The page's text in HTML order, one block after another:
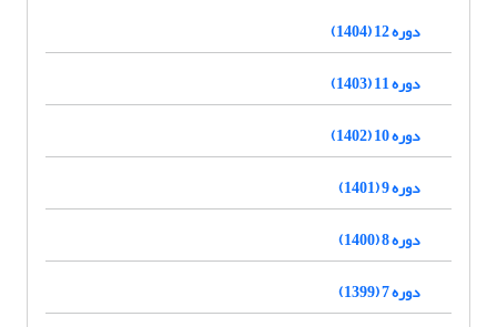
دوره 12 (1404)
دوره 11 (1403)
دوره 10 (1402)
دوره 9 (1401)
دوره 8 (1400)
دوره 7 (1399)